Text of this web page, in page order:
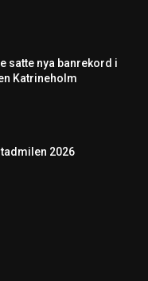
satte nya banrekord i
Katrineholm
2026